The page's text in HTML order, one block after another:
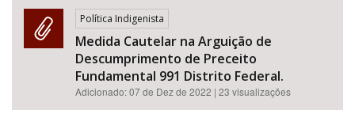
Política Indigenista
Medida Cautelar na Arguição de
Descumprimento de Preceito
Fundamental 991 Distrito Federal.
Adicionado:07 de Dez de 2022 | 23 visualizações